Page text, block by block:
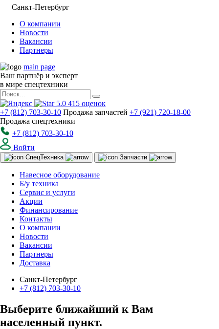
Санкт-Петербург
О компании
Новости
Вакансии
Партнеры
main page
Ваш партнёр и эксперт
в мире спецтехники
5.0 415 оценок
+7 (812) 703-30-10 Продажа запчастей +7 (921) 720-18-00
Продажа спецтехники
+7 (812) 703-30-10
Войти
СпецТехника Запчасти
Навесное оборудование
Б/у техника
Сервис и услуги
Акции
Финансирование
Контакты
О компании
Новости
Вакансии
Партнеры
Доставка
Санкт-Петербург
+7 (812) 703-30-10
Выберите ближайший к Вам
населенный пункт.